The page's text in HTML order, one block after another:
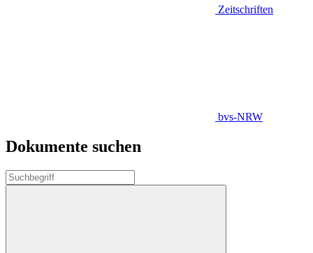
Zeitschriften
bvs-NRW
Dokumente suchen